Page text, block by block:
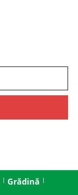
Grădină